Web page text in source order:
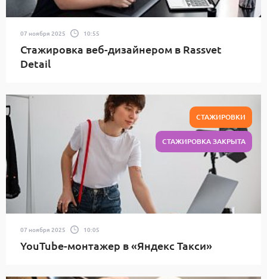
07 ноября 2025 10:55
Стажировка веб-дизайнером в Rassvet
Detail
СТАЖИРОВКИ
СТАЖИРОВКА ЗАКРЫТА
07 ноября 2025 10:05
YouTube-монтажер в «Яндекс Такси»